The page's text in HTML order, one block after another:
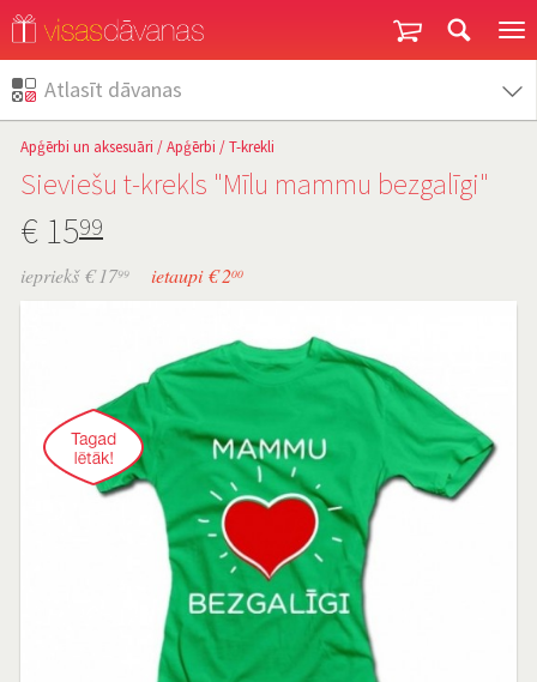
Atlasīt dāvanas
Apģērbi un aksesuāri /Apģērbi /T-krekli
Sieviešu t-krekls "Mīlu mammu bezgalīgi"
€ 1599
iepriekš € 1799 ietaupi € 200